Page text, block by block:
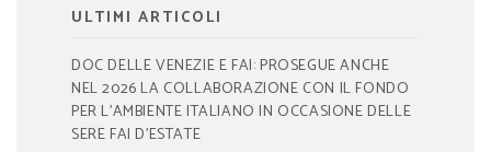
ULTIMI ARTICOLI
DOC DELLE VENEZIE E FAI: PROSEGUE ANCHE
NEL 2026 LA COLLABORAZIONE CON IL FONDO
PER L’AMBIENTE ITALIANO IN OCCASIONE DELLE
SERE FAI D’ESTATE